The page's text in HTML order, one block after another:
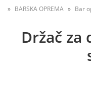
BARSKA OPREMA Bar
Držač za